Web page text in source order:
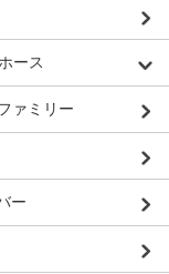
ース
ァミリー
ー